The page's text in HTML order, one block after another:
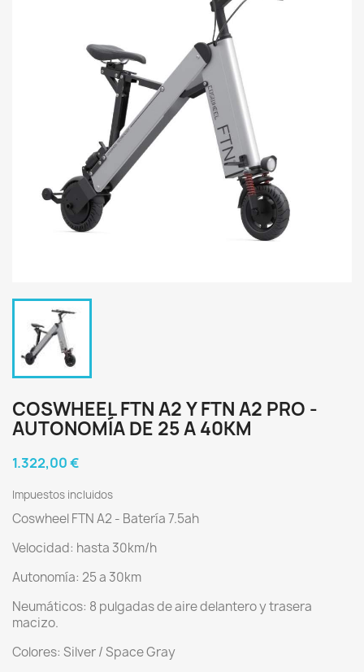
COSWHEEL FTN A2 Y FTN A2 PRO -
AUTONOMÍA DE 25 A 40KM
1.322,00 €
Impuestos incluidos
Coswheel FTN A2 - Batería 7.5ah
Velocidad: hasta 30km/h
Autonomía: 25 a 30km
Neumáticos: 8 pulgadas de aire delantero y trasera
macizo.
Colores: Silver / Space Gray